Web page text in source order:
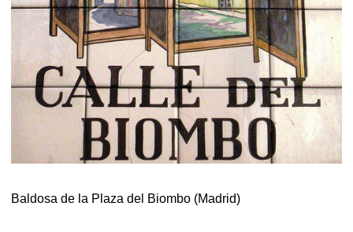
Baldosa de la Plaza del Biombo (Madrid)